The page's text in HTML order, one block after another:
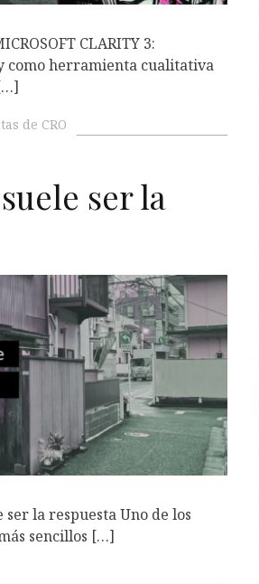
CLARITY 3:
como herramienta cualitativa
de CRO
ser la
la respuesta Uno de los
sencillos […]